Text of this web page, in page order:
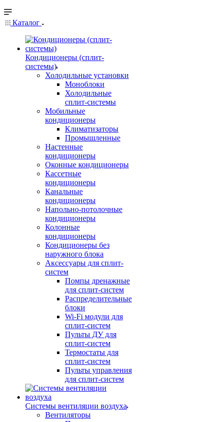
Каталог
Кондиционеры (сплит-
системы)
Холодильные установки
Моноблоки
Холодильные
сплит-системы
Мобильные
кондиционеры
Климатизаторы
Промышленные
Настенные
кондиционеры
Оконные кондиционеры
Кассетные
кондиционеры
Канальные
кондиционеры
Напольно-потолочные
кондиционеры
Колонные
кондиционеры
Кондиционеры без
наружного блока
Аксессуары для сплит-
систем
Помпы дренажные
для сплит-систем
Распределительные
блоки
Wi-Fi модули для
сплит-систем
Пульты ДУ для
сплит-систем
Термостаты для
сплит-систем
Пульты управления
для сплит-систем
Системы вентиляции воздуха
Вентиляторы